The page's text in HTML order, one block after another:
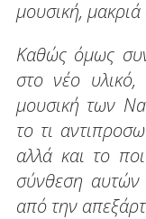
μουσική,
Καθώς όμως
στο νέο
μουσική των
το τι
αλλά και το
σύνθεση αυτών
από την